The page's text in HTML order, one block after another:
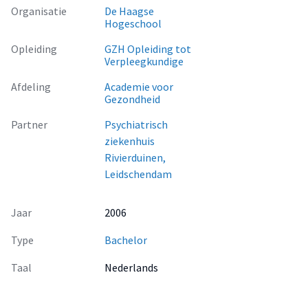
ontwikkelingen binnen de instelling en de resultaten van
management aanbevelingen doen omtrent het
terugdringen van dwang en drang binnen afdeling Larikshof.
Organisatie
De Haagse
Hogeschool
Opleiding
GZH Opleiding tot
Verpleegkundige
Afdeling
Academie voor
Gezondheid
Partner
Psychiatrisch
ziekenhuis
Rivierduinen,
Leidschendam
Jaar
2006
Type
Bachelor
Taal
Nederlands